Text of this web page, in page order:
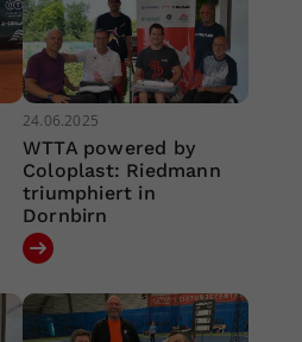
24.06.2025
WTTA powered by
Coloplast: Riedmann
triumphiert in
Dornbirn